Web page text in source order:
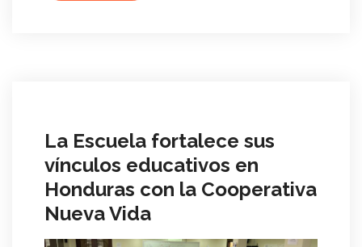
La Escuela fortalece sus
vínculos educativos en
Honduras con la Cooperativa
Nueva Vida